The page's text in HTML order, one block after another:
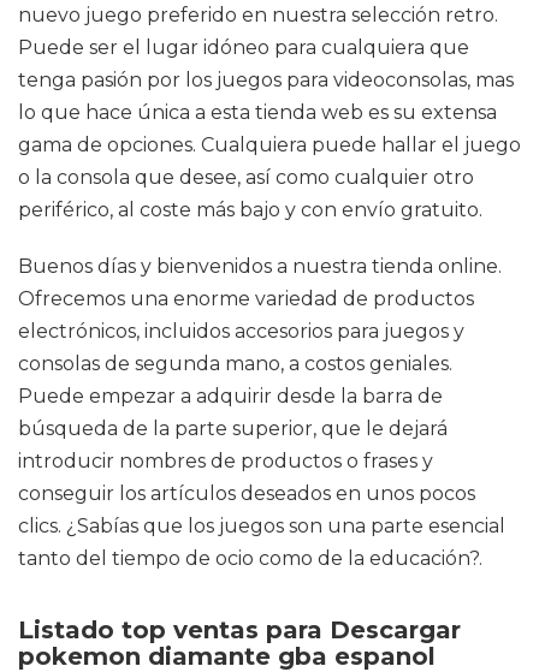
nuevo juego preferido en nuestra selección retro.
Puede ser el lugar idóneo para cualquiera que
tenga pasión por los juegos para videoconsolas, mas
lo que hace única a esta tienda web es su extensa
gama de opciones. Cualquiera puede hallar el juego
o la consola que desee, así como cualquier otro
periférico, al coste más bajo y con envío gratuito.
Buenos días y bienvenidos a nuestra tienda online.
Ofrecemos una enorme variedad de productos
electrónicos, incluidos accesorios para juegos y
consolas de segunda mano, a costos geniales.
Puede empezar a adquirir desde la barra de
búsqueda de la parte superior, que le dejará
introducir nombres de productos o frases y
conseguir los artículos deseados en unos pocos
clics. ¿Sabías que los juegos son una parte esencial
tanto del tiempo de ocio como de la educación?.
Listado top ventas para Descargar
pokemon diamante gba espanol